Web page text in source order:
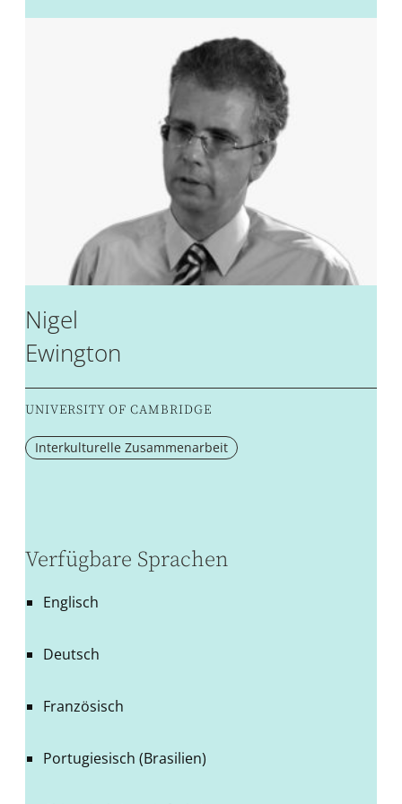
Nigel
Ewington
UNIVERSITY OF CAMBRIDGE
Interkulturelle Zusammenarbeit
Verfügbare Sprachen
Englisch
Deutsch
Französisch
Portugiesisch (Brasilien)